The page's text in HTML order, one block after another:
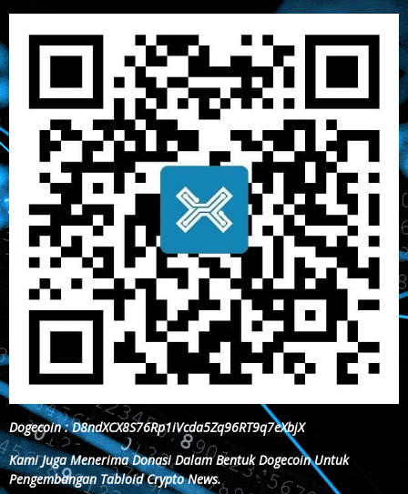
Dogecoin : D8ndXCX8S76Rp1iVcda5Zq96RT9q7eXbjX
Kami Juga Menerima Donasi Dalam Bentuk Dogecoin Untuk
Pengembangan Tabloid Crypto News.